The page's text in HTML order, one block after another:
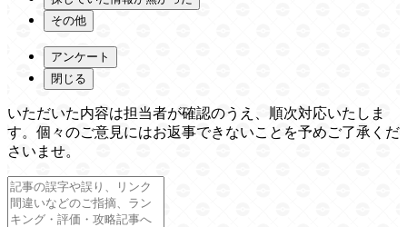
その他
アンケート
閉じる
いただいた内容は担当者が確認のうえ、順次対応いたしま
す。個々のご意見にはお返事できないことを予めご了承くだ
さいませ。